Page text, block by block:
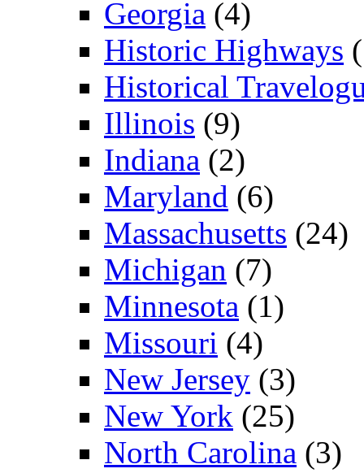
Georgia (4)
Historic Highways
Historical
Illinois (9)
Indiana (2)
Maryland (6)
Massachusetts (24)
Michigan (7)
Minnesota (1)
Missouri (4)
New Jersey (3)
New York (25)
North Carolina (3)